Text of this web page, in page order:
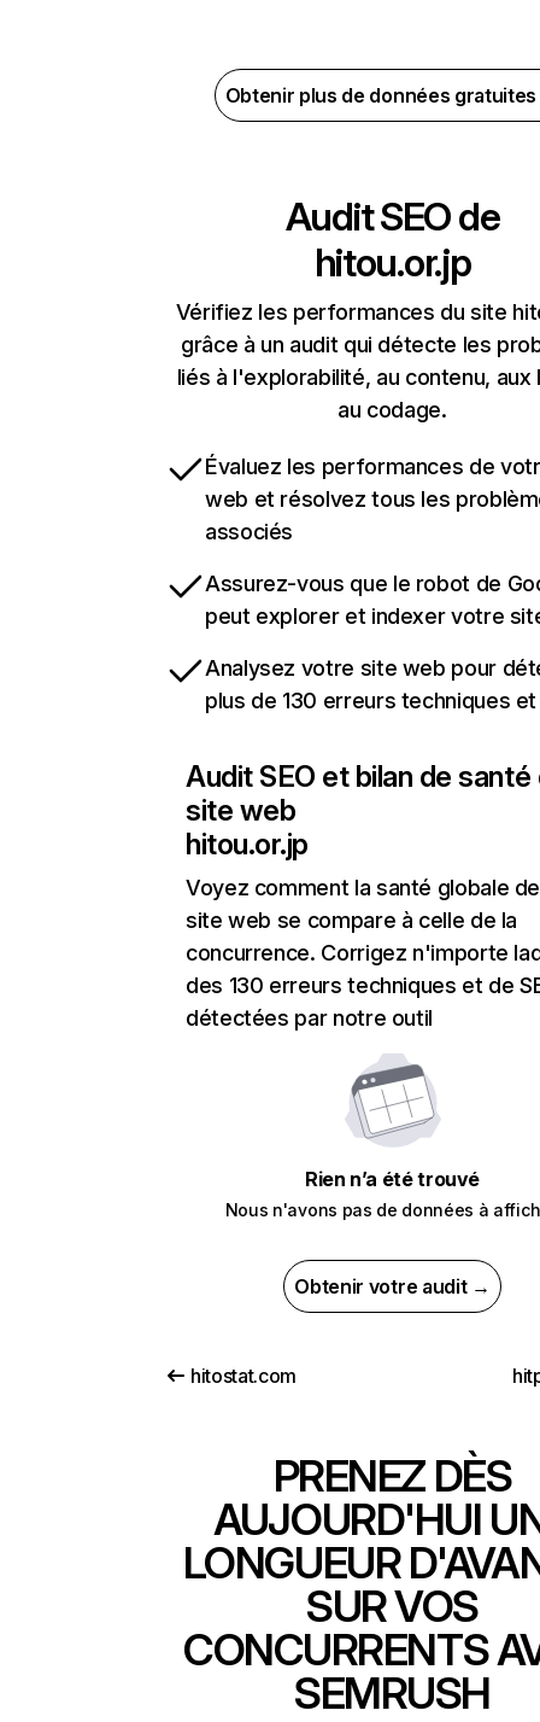
Obtenir plus de données
Audit SEO de
hitou.or.jp
Vérifiez les performances du site
grâce à un audit qui détecte les
liés à l'explorabilité, au contenu, aux
au codage.
Évaluez les performances de
web et résolvez tous les
associés
Assurez-vous que le robot de
peut explorer et indexer votre
Analysez votre site web pour
plus de 130 erreurs techniques et
Audit SEO et bilan de santé
site web
hitou.or.jp
Voyez comment la santé globale
site web se compare à celle de la
concurrence. Corrigez n'importe
des 130 erreurs techniques et de
détectées par notre outil
Rien n’a été trouvé
Nous n'avons pas de données à
Obtenir votre audit →
hitostat.com
PRENEZ DÈS
AUJOURD'HUI
LONGUEUR
SUR VOS
CONCURRENTS
SEMRUSH